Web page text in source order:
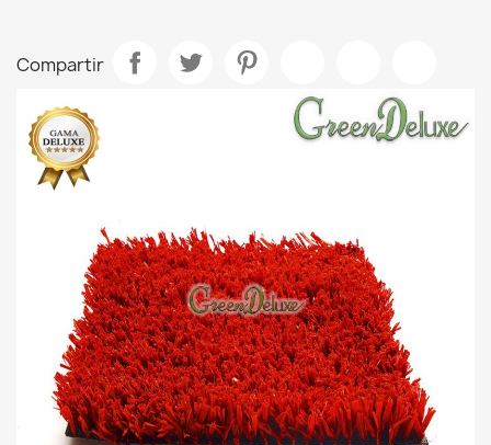
Compartir